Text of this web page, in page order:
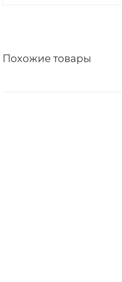
Похожие товары